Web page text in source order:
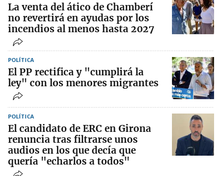
La venta del ático de Chamberí
no revertirá en ayudas por los
incendios al menos hasta 2027
POLÍTICA
El PP rectifica y "cumplirá la
ley" con los menores migrantes
POLÍTICA
El candidato de ERC en Girona
renuncia tras filtrarse unos
audios en los que decía que
quería "echarlos a todos"